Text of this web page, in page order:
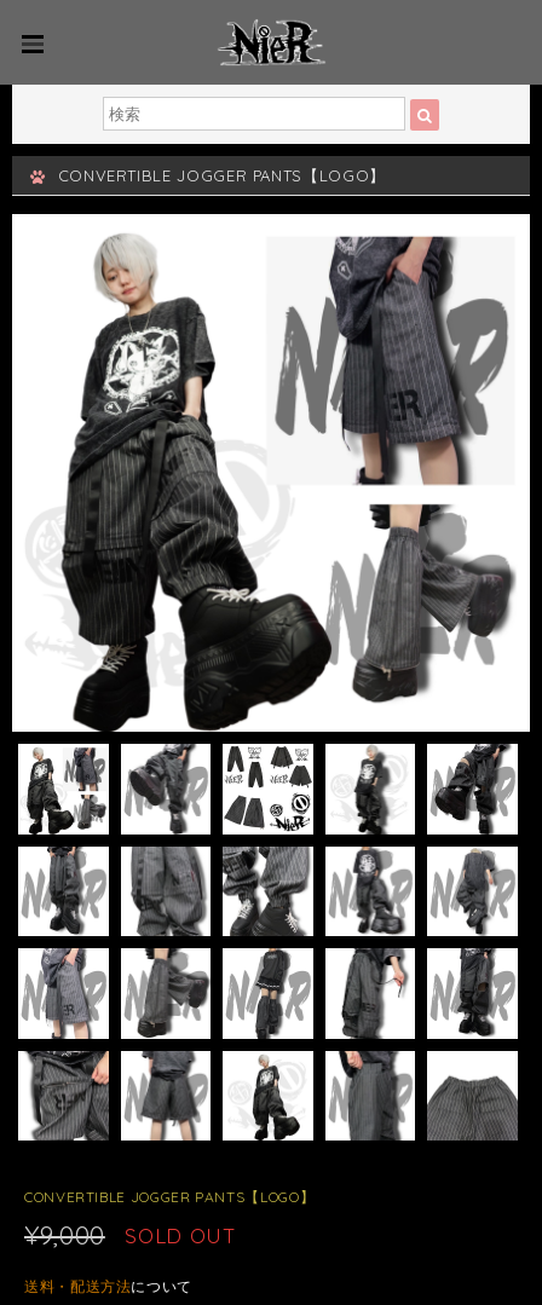
CONVERTIBLE JOGGER PANTS【LOGO】
CONVERTIBLE JOGGER PANTS【LOGO】
¥9,000 SOLD OUT
送料・配送方法について